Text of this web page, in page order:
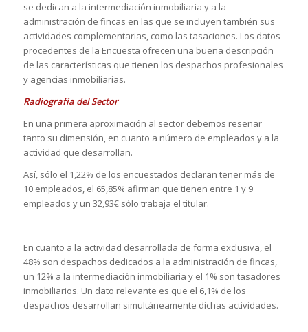
se dedican a la intermediación inmobiliaria y a la
administración de fincas en las que se incluyen también sus
actividades complementarias, como las tasaciones. Los datos
procedentes de la Encuesta ofrecen una buena descripción
de las características que tienen los despachos profesionales
y agencias inmobiliarias.
Radiografía del Sector
En una primera aproximación al sector debemos reseñar
tanto su dimensión, en cuanto a número de empleados y a la
actividad que desarrollan.
Así, sólo el 1,22% de los encuestados declaran tener más de
10 empleados, el 65,85% afirman que tienen entre 1 y 9
empleados y un 32,93€ sólo trabaja el titular.
En cuanto a la actividad desarrollada de forma exclusiva, el
48% son despachos dedicados a la administración de fincas,
un 12% a la intermediación inmobiliaria y el 1% son tasadores
inmobiliarios. Un dato relevante es que el 6,1% de los
despachos desarrollan simultáneamente dichas actividades.